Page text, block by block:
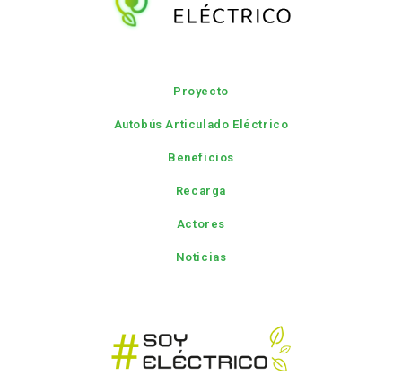
Proyecto
Autobús Articulado Eléctrico
Beneficios
Recarga
Actores
Noticias